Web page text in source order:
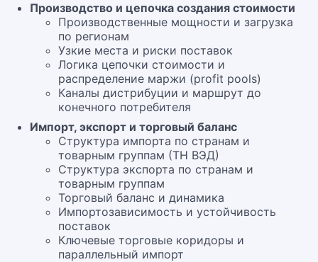
Производство и цепочка создания стоимости
Производственные мощности и загрузка
по регионам
Узкие места и риски поставок
Логика цепочки стоимости и
распределение маржи (profit pools)
Каналы дистрибуции и маршрут до
конечного потребителя
Импорт, экспорт и торговый баланс
Структура импорта по странам и
товарным группам (ТН ВЭД)
Структура экспорта по странам и
товарным группам
Торговый баланс и динамика
Импортозависимость и устойчивость
поставок
Ключевые торговые коридоры и
параллельный импорт